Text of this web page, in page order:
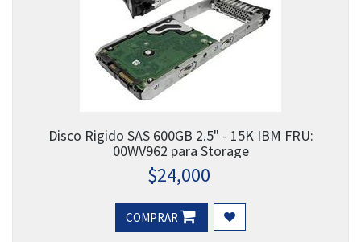
Disco Rigido SAS 600GB 2.5" - 15K IBM FRU:
00WV962 para Storage
$24,000
COMPRAR